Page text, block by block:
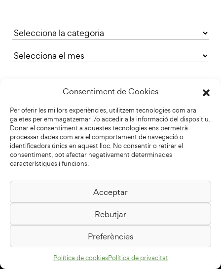
Consentiment de Cookies
Per oferir les millors experiències, utilitzem tecnologies com ara
galetes per emmagatzemar i/o accedir a la informació del dispositiu.
Donar el consentiment a aquestes tecnologies ens permetrà
processar dades com ara el comportament de navegació o
identificadors únics en aquest lloc. No consentir o retirar el
consentiment, pot afectar negativament determinades
característiques i funcions.
Acceptar
Rebutjar
Preferències
Política de cookiesPolítica de privacitat
Categories
Biblioteca Pilarin Bayés
Passeig de la Generalitat, 1
08500 Vic